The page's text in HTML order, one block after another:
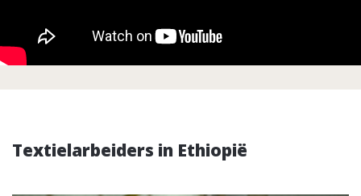
Textielarbeiders in Ethiopië